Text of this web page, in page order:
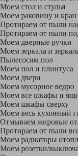
Моем стол и стулья
Моем раковину и кран
Протираем от пыли
Протираем от пыли
Моем дверные ручки
Моем зеркала и
Пылесосим пол
Моем пол и плинтуса
Моем двери
Моем мусорное ведро
Моем все шкафы и
Моем шкафы сверху
Моем весь кухонный
Отмываем жировые
Протираем от пыли
Моем радиаторы
Моем розетки/